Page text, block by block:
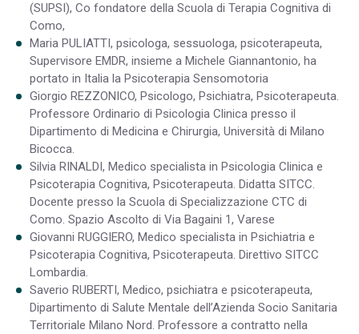
(SUPSI), Co fondatore della Scuola di Terapia Cognitiva di
Como,
Maria PULIATTI, psicologa, sessuologa, psicoterapeuta,
Supervisore EMDR, insieme a Michele Giannantonio, ha
portato in Italia la Psicoterapia Sensomotoria
Giorgio REZZONICO, Psicologo, Psichiatra, Psicoterapeuta.
Professore Ordinario di Psicologia Clinica presso il
Dipartimento di Medicina e Chirurgia, Università di Milano
Bicocca.
Silvia RINALDI, Medico specialista in Psicologia Clinica e
Psicoterapia Cognitiva, Psicoterapeuta. Didatta SITCC.
Docente presso la Scuola di Specializzazione CTC di
Como. Spazio Ascolto di Via Bagaini 1, Varese
Giovanni RUGGIERO, Medico specialista in Psichiatria e
Psicoterapia Cognitiva, Psicoterapeuta. Direttivo SITCC
Lombardia.
Saverio RUBERTI, Medico, psichiatra e psicoterapeuta,
Dipartimento di Salute Mentale dell’Azienda Socio Sanitaria
Territoriale Milano Nord. Professore a contratto nella